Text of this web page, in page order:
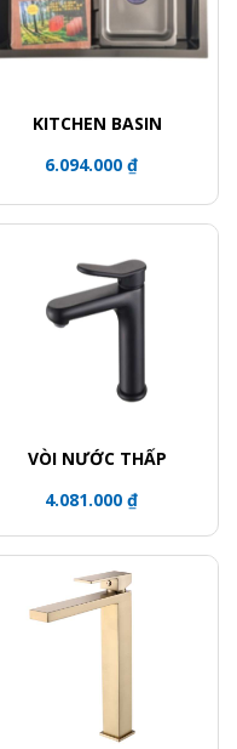
KITCHEN BASIN
6.094.000 ₫
VÒI NƯỚC THẤP
4.081.000 ₫